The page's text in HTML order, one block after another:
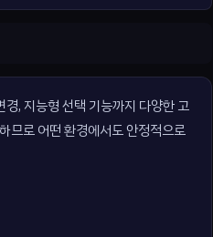
, 지능형 선택 기능까지 다양한 고
로 어떤 환경에서도 안정적으로